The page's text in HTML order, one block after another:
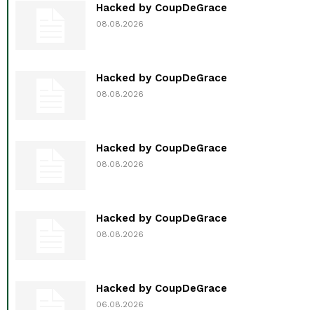
Hacked by CoupDeGrace
08.08.2026
Hacked by CoupDeGrace
08.08.2026
Hacked by CoupDeGrace
08.08.2026
Hacked by CoupDeGrace
08.08.2026
Hacked by CoupDeGrace
06.08.2026